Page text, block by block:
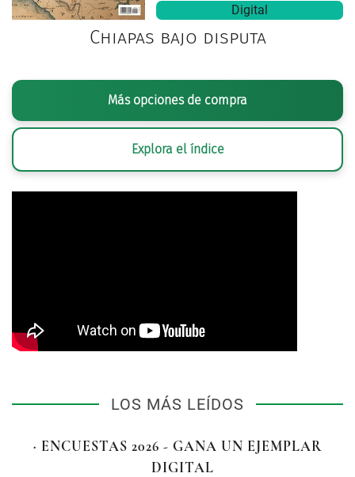
Digital
Chiapas bajo disputa
Más opciones de compra
Explora el índice
LOS MÁS LEÍDOS
· ENCUESTAS 2026 - GANA UN EJEMPLAR
DIGITAL